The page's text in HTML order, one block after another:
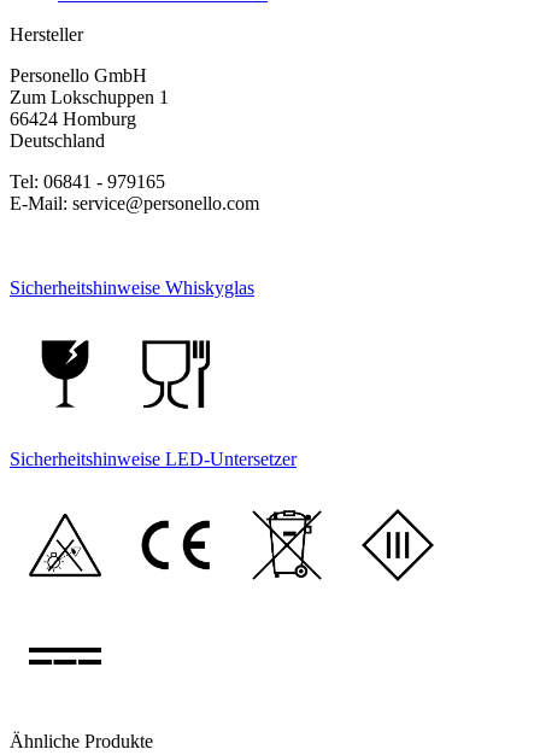
Hersteller
Personello GmbH
Zum Lokschuppen 1
66424 Homburg
Deutschland
Tel: 06841 - 979165
E-Mail: service@personello.com
Sicherheitshinweise Whiskyglas
Sicherheitshinweise LED-Untersetzer
Ähnliche Produkte